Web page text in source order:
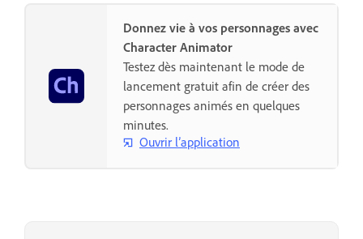
Donnez vie à vos personnages avec
Character Animator
Testez dès maintenant le mode de
lancement gratuit afin de créer des
personnages animés en quelques
minutes.
Ouvrir l’application